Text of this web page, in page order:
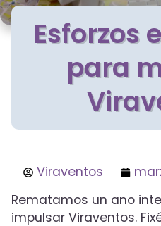
Esforzos
para
Viraventos
Rematamos un ano
impulsar Viraventos.